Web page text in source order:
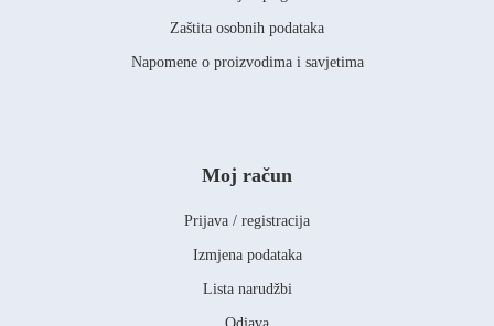
Zaštita osobnih podataka
Napomene o proizvodima i savjetima
Moj račun
Prijava / registracija
Izmjena podataka
Lista narudžbi